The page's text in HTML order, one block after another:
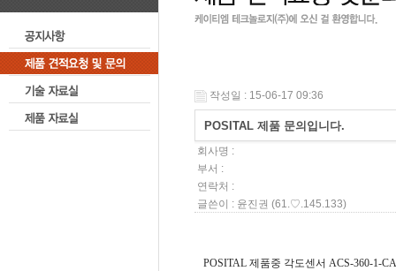
작성일 : 15-06-17 09:36
POSITAL 제품 문의입니다.
회사명 :
부서 :
연락처 :
글쓴이 : 윤진권 (61.♡.145.133)
POSITAL 제품중 각도센서 ACS-360-1-